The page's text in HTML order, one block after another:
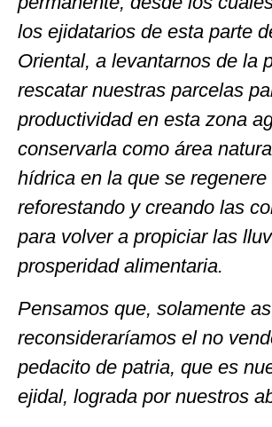
los ejidatarios de esta parte
Oriental, a levantarnos de la
rescatar nuestras parcelas
productividad en esta zona
conservarla como área
hídrica en la que se regenere
reforestando y creando las
para volver a propiciar las
prosperidad alimentaria.
Pensamos que, solamente
reconsideraríamos el no
pedacito de patria, que es
ejidal, lograda por nuestros